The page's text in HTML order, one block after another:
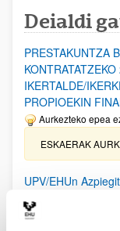
Deialdi
PRESTAKUNTZA
IKERTALDE/
PROPIOEKIN
Aurkezteko epea
ESKAERAK
UPV/EHUn